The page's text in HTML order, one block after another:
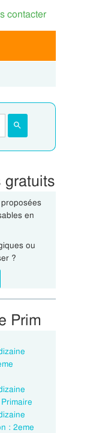
contacter
gratuits
en
ou
?
Prim
: 2eme